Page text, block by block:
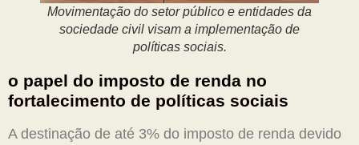
Movimentação do setor público e entidades da
sociedade civil visam a implementação de
políticas sociais.
o papel do imposto de renda no
fortalecimento de políticas sociais
A destinação de até 3% do imposto de renda devido